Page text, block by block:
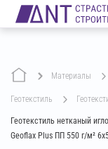
Материалы
геотекстиль
Геотекстиль нетканый
Geoflax Plus ПП 550 г/м²